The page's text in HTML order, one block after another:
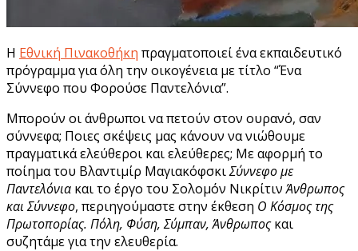
Η Εθνική Πινακοθήκη πραγματοποιεί ένα εκπαιδευτικό
πρόγραμμα για όλη την οικογένεια με τίτλο “Ένα
Σύννεφο που Φορούσε Παντελόνια”.
Μπορούν οι άνθρωποι να πετούν στον ουρανό, σαν
σύννεφα; Ποιες σκέψεις μας κάνουν να νιώθουμε
πραγματικά ελεύθεροι και ελεύθερες; Με αφορμή το
ποίημα του Βλαντιμίρ ΜαγιακόφσκιΣύννεφο με
Παντελόνια και το έργο του Σολομόν NικρίτινΆνθρωπος
και Σύννεφο, περιηγούμαστε στην έκθεση Ο Κόσμος της
Πρωτοπορίας. Πόλη, Φύση, Σύμπαν, Άνθρωποςκαι
συζητάμε για την ελευθερία.